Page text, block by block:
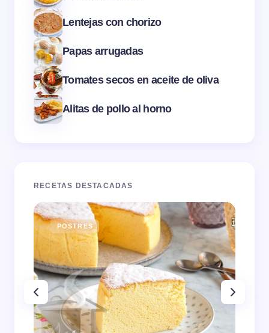
Lentejas con chorizo
Papas arrugadas
Tomates secos en aceite de oliva
Alitas de pollo al horno
RECETAS DESTACADAS
POSTRES